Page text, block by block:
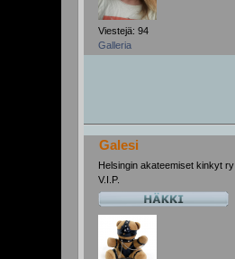
Viestejä: 94
Galleria
Galesi
Helsingin akateemiset kinkyt ry
V.I.P.